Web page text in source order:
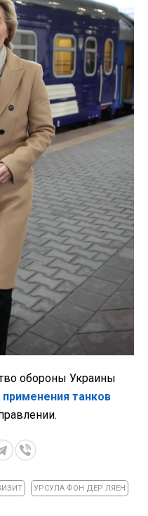
обороны Украины
применения танков
УРСУЛА ФОН ДЕР ЛЯЕН